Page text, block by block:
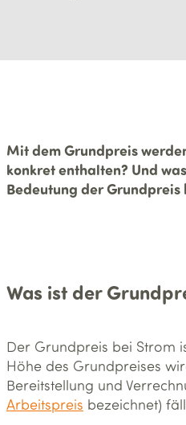
Mit dem Grundpreis
konkret enthalten? Und
Bedeutung der
Was ist der
Der Grundpreis bei Strom
Höhe des Grundpreises
Bereitstellung und
Arbeitspreis bezeichnet)